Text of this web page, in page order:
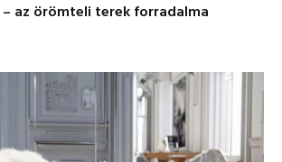
az örömteli terek forradalma